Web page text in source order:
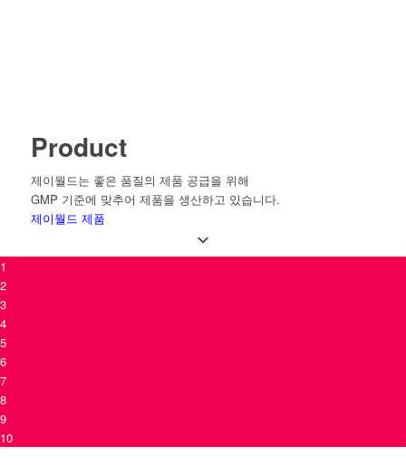
Product
제이월드는 좋은 품질의 제품 공급을 위해
GMP 기준에 맞추어 제품을 생산하고 있습니다.
제이월드 제품
1
2
3
4
5
6
7
8
9
10